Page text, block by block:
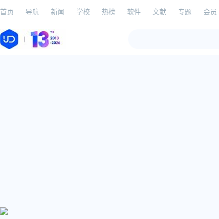
首页 导航 新闻 学校 热榜 软件 文献 专题 会员